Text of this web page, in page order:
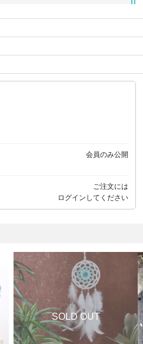
会員のみ公開
ご注文には
ログイン してください